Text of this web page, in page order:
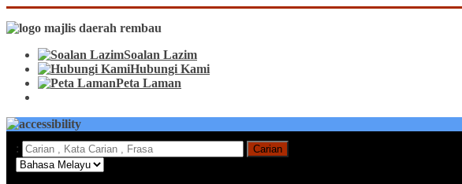
Soalan Lazim
Hubungi Kami
Peta Laman
: Carian